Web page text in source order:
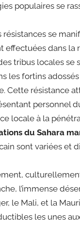
populaires se
se
dans la
tribus locales se
les fortins
Cette résistance
personnel
locale à la
du Sahara
sont variées et
l’immense
le Mali, et la
les unes